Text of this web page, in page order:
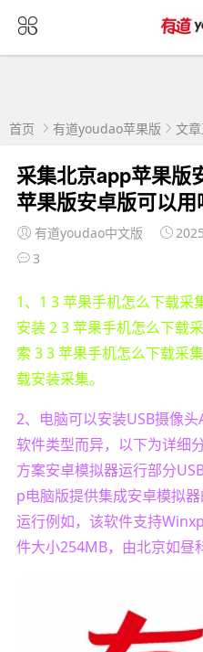
首页 有道youdao苹果版 文
采集北京app苹果版
苹果版安卓版可以用
有道youdao中文版
3
1、1 3 苹果手机怎么下载
安装 2 3 苹果手机怎么下载
索 3 3 苹果手机怎么下载采
载安装采集。
2、电脑可以安装USB摄像
软件类型而异，以下为详细
方案安卓模拟器运行部分
p电脑版提供集成安卓模拟
运行例如，该软件支持
件大小254MB，由北京如昼